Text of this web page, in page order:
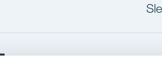
Odkazy